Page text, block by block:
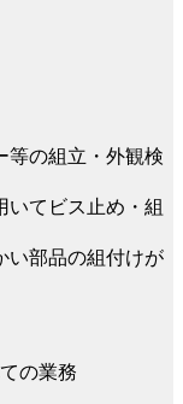
等の組立・外観検
いてビス止め・組
い部品の組付けが
の業務